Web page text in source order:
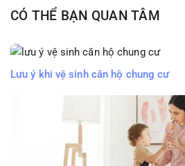
CÓ THỂ BẠN QUAN TÂM
Lưu ý khi vệ sinh căn hộ chung cư